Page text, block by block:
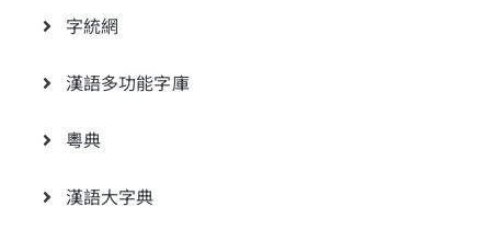
字統網
漢語多功能字庫
粵典
漢語大字典